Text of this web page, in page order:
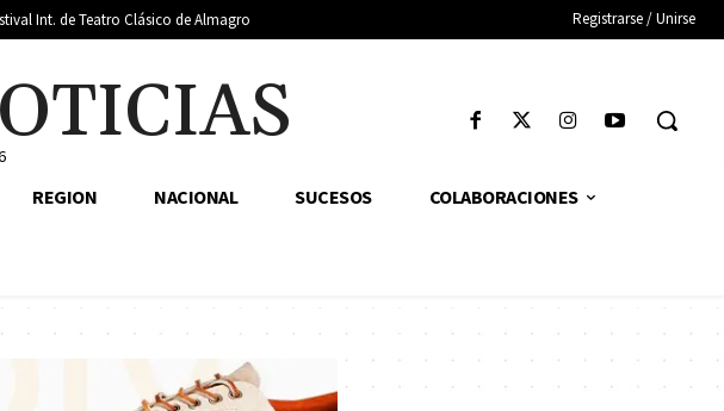
Int. de Teatro Clásico de Almagro Registrarse / Unirse
REGION NACIONAL SUCESOS COLABORACIONES